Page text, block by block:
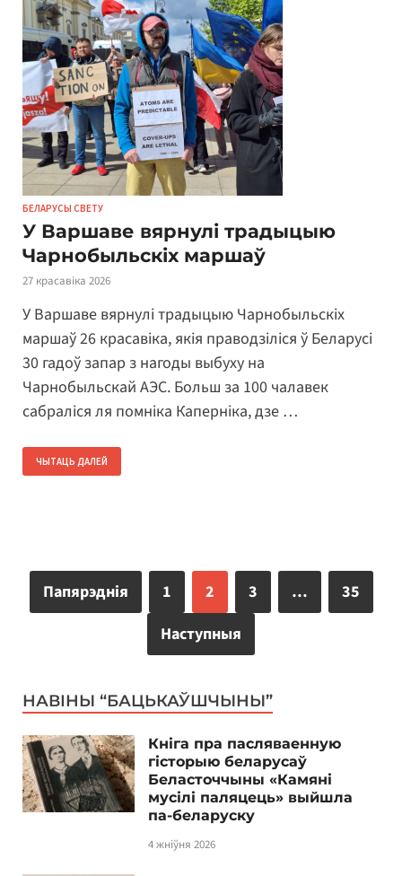
БЕЛАРУСЫ СВЕТУ
У Варшаве вярнулі традыцыю
Чарнобыльскіх маршаў
27 красавіка 2026
У Варшаве вярнулі традыцыю Чарнобыльскіх
маршаў 26 красавіка, якія праводзіліся ў Беларусі
30 гадоў запар з нагоды выбуху на
Чарнобыльскай АЭС. Больш за 100 чалавек
сабраліся ля помніка Каперніка, дзе …
ЧЫТАЦЬ ДАЛЕЙ
Папярэднія 1 2 3 …
35
Наступныя
НАВІНЫ “БАЦЬКАЎШЧЫНЫ”
Кніга пра пасляваенную
гісторыю беларусаў
Беласточчыны «Камяні
мусілі паляцець» выйшла
па-беларуску
4 жніўня 2026